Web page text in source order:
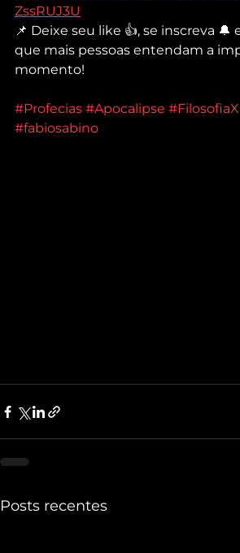
ZssRUJ3U
📌 Deixe seu like 👍, se inscreva
que mais pessoas entendam a
momento!
#Profecias #Apocalipse #FilosofiaX
#fabiosabino
Posts recentes